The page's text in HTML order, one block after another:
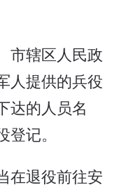
市辖区人民政
人提供的兵役
达的人员名
记。
在退役前往安